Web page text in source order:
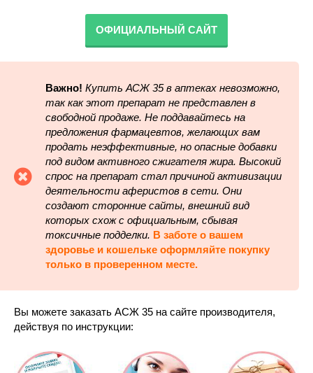
ОФИЦИАЛЬНЫЙ САЙТ
Важно! Купить АСЖ 35 в аптеках невозможно,
так как этот препарат не представлен в
свободной продаже. Не поддавайтесь на
предложения фармацевтов, желающих вам
продать неэффективные, но опасные добавки
под видом активного сжигателя жира. Высокий
спрос на препарат стал причиной активизации
деятельности аферистов в сети. Они
создают сторонние сайты, внешний вид
которых схож с официальным, сбывая
токсичные подделки. В заботе о вашем
здоровье и кошельке оформляйте покупку
только в проверенном месте.
Вы можете заказать АСЖ 35 на сайте производителя,
действуя по инструкции: